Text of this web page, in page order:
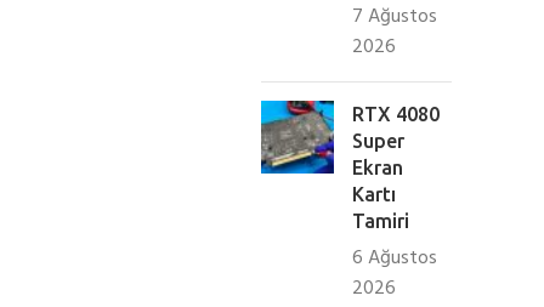
7 Ağustos
2026
RTX 4080
Super
Ekran
Kartı
Tamiri
6 Ağustos
2026